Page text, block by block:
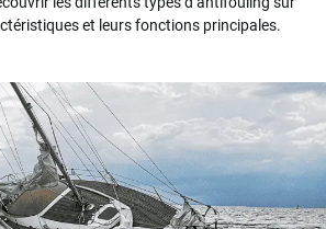
et leurs fonctions principales.